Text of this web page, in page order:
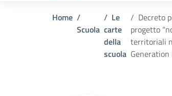
Home
Scuola
Le
carte
della
scuola
Decreto
progetto
territoriali